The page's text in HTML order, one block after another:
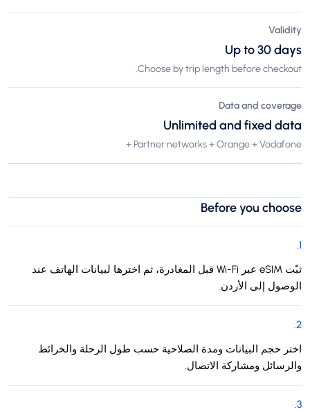
Validity
Up to 30 days
Choose by trip length before checkout.
Data and coverage
Unlimited and fixed data
Partner networks + Orange + Vodafone +
Before you choose
1
.
ثبّت eSIM عبر Wi-Fi قبل المغادرة، ثم اخترها لبيانات الهاتف عند
الوصول إلى الأردن.
2
.
اختر حجم البيانات ومدة الصلاحية حسب طول الرحلة والخرائط
والرسائل ومشاركة الاتصال.
3
.